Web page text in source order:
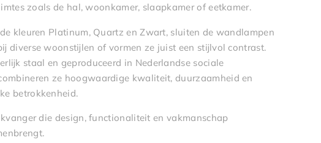
zoals de hal, woonkamer, slaapkamer of eetkamer.
kleuren Platinum, Quartz en Zwart, sluiten de wandlampen
diverse woonstijlen of vormen ze juist een stijlvol contrast.
staal en geproduceerd in Nederlandse sociale
ze hoogwaardige kwaliteit, duurzaamheid en
betrokkenheid.
die design, functionaliteit en vakmanschap